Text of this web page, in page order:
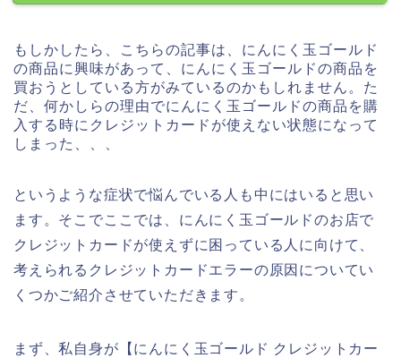
もしかしたら、こちらの記事は、にんにく玉ゴールド
の商品に興味があって、にんにく玉ゴールドの商品を
買おうとしている方がみているのかもしれません。た
だ、何かしらの理由でにんにく玉ゴールドの商品を購
入する時にクレジットカードが使えない状態になって
しまった、、、
というような症状で悩んでいる人も中にはいると思い
ます。そこでここでは、にんにく玉ゴールドのお店で
クレジットカードが使えずに困っている人に向けて、
考えられるクレジットカードエラーの原因についてい
くつかご紹介させていただきます。
まず、私自身が【にんにく玉ゴールド クレジットカー